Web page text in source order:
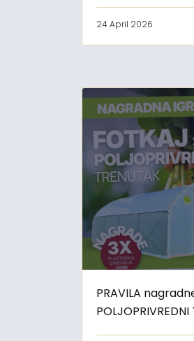
24 April 2026
PRAVILA
POLJOPRIVREDNI